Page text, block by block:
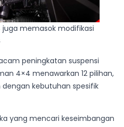
memasok modifikasi
peningkatan suspensi
4×4 menawarkan 12 pilihan,
kebutuhan spesifik
yang mencari keseimbangan